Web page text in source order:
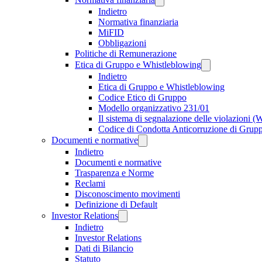
Indietro
Normativa finanziaria
MiFID
Obbligazioni
Politiche di Remunerazione
Etica di Gruppo e Whistleblowing
Indietro
Etica di Gruppo e Whistleblowing
Codice Etico di Gruppo
Modello organizzativo 231/01
Il sistema di segnalazione delle violazioni
Codice di Condotta Anticorruzione di
Documenti e normative
Indietro
Documenti e normative
Trasparenza e Norme
Reclami
Disconoscimento movimenti
Definizione di Default
Investor Relations
Indietro
Investor Relations
Dati di Bilancio
Statuto